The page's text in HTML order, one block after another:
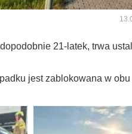
21-latek, trwa
jest zablokowana w